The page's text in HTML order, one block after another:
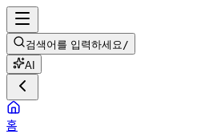
검색어를 입력하세요/
AI
홈